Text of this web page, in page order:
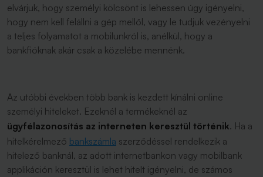
elvárjuk, hogy személyi kölcsönt is lehessen úgy igényelni,
hogy nem kell felállni a gép mellől, vagy le tudjuk vezényelni
a teljes folyamatot a mobilunkról is, anélkül, hogy a
bankfióknak akár csak a közelébe mennénk.
Az utóbbi években több bank is kezdett kínálni online
személyi hiteleket. Ezeknél a termékeknél az
ügyfélazonosítás az interneten keresztül történik. Ha a
hitelkérelmező bankszámla szerződéssel rendelkezik a
hitelező banknál, az adott internetbankon vagy mobilbank
applikáción keresztül is lehet hitelt igényelni, de számos